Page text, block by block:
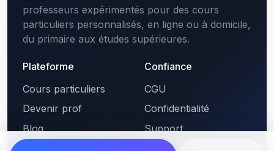
professeurs expérimentés pour des cours
particuliers personnalisés, en ligne ou à domicile,
du primaire aux études supérieures.
Plateforme
Cours particuliers
Devenir prof
Blog
Confiance
CGU
Confidentialité
Support